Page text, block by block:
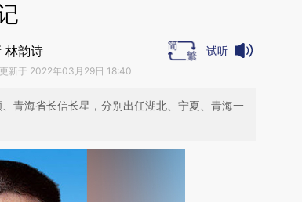
林韵诗
新于 2022年03月29日 18:40
试听
青海省长信长星，分别出任湖北、宁夏、青海一